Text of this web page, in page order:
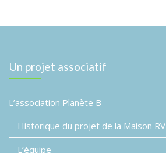
Un projet associatif
L’association Planète B
Historique du projet de la Maison RV
L’équipe